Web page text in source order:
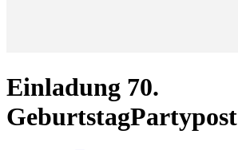
Einladung 70.
GeburtstagPartypost